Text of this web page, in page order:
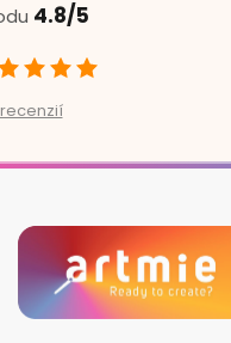
4.8/5